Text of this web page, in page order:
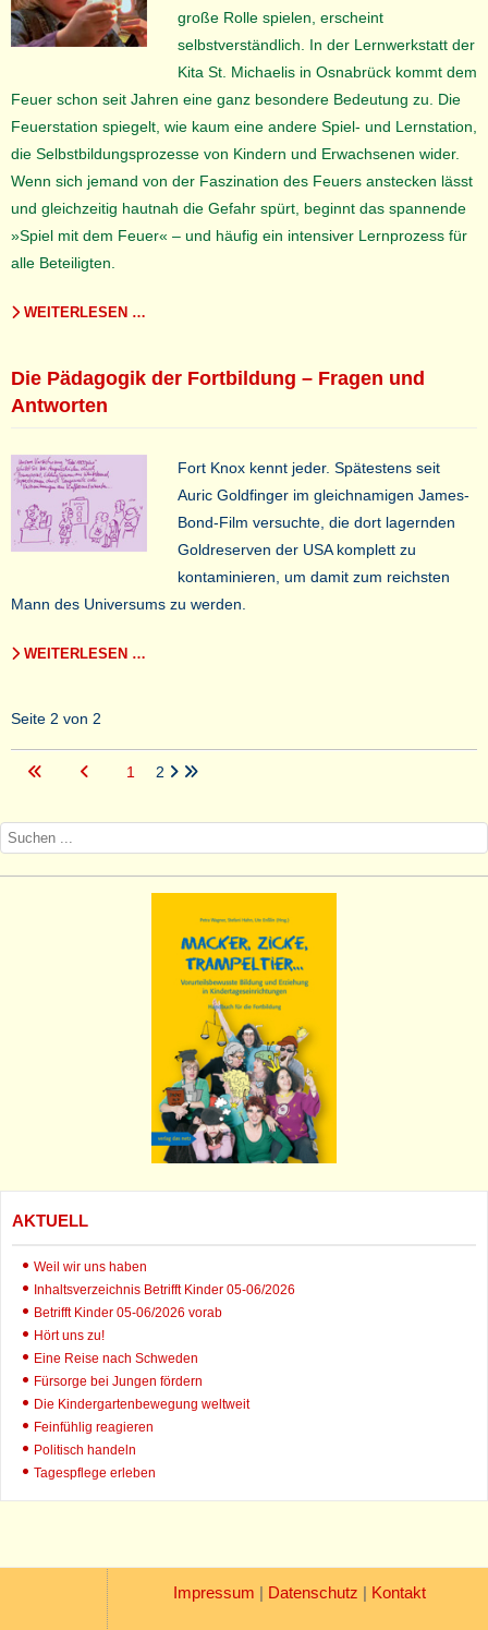
große Rolle spielen, erscheint
selbstverständlich. In der Lernwerkstatt der
Kita St. Michaelis in Osnabrück kommt dem
Feuer schon seit Jahren eine ganz besondere Bedeutung zu. Die
Feuerstation spiegelt, wie kaum eine andere Spiel- und Lernstation,
die Selbstbildungsprozesse von Kindern und Erwachsenen wider.
Wenn sich jemand von der Faszination des Feuers anstecken lässt
und gleichzeitig hautnah die Gefahr spürt, beginnt das spannende
»Spiel mit dem Feuer« – und häufig ein intensiver Lernprozess für
alle Beteiligten.
WEITERLESEN …
Die Pädagogik der Fortbildung – Fragen und
Antworten
Fort Knox kennt jeder. Spätestens seit
Auric Goldfinger im gleichnamigen James-
Bond-Film versuchte, die dort lagernden
Goldreserven der USA komplett zu
kontaminieren, um damit zum reichsten
Mann des Universums zu werden.
WEITERLESEN …
Seite 2 von 2
1 2
AKTUELL
Weil wir uns haben
Inhaltsverzeichnis Betrifft Kinder 05-06/2026
Betrifft Kinder 05-06/2026 vorab
Hört uns zu!
Eine Reise nach Schweden
Fürsorge bei Jungen fördern
Die Kindergartenbewegung weltweit
Feinfühlig reagieren
Politisch handeln
Tagespflege erleben
Impressum | Datenschutz | Kontakt